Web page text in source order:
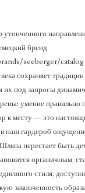
бренд
seeberger/catalog
сохраняет
их под запросы
умение правильно
к месту — это
наш гардероб
перестает быть
органичным,
стиля,
законченность